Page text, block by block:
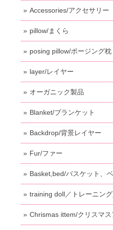
Accessories/アクセサリー
pillow/まくら
posing pillow/ポージング枕
layer/レイヤー
オーガニック製品
Blanket/ブランケット
Backdrop/背景レイヤー
Fur/ファー
Basket,bed/バスケット、
training doll／トレーニン
Chrismas ittem/クリスマス